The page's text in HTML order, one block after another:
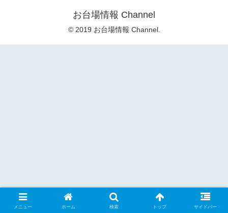
お台場情報 Channel
© 2019 お台場情報 Channel.
メニュー ホーム 検索 トップ サイドバー